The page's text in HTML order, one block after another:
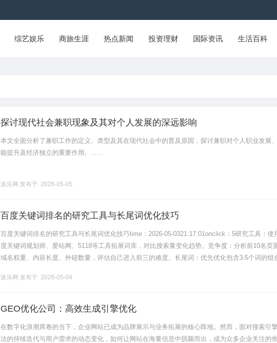
综艺娱乐 商旅生涯 热点新闻 投资理财 国际资讯 生活百科
探讨现代社会兼职现象及其对个人发展的深远影响
本文全面分析了兼职工作的定义、类型及其在现代社会中的普及原因，探讨兼职对个人职业发展
能提升及经济独立的重要作用。......
派乐网 发布于 2026-05-05
百度关键词排名的研究工具与长尾词优化技巧
百度关键词排名的研究工具与长尾词优化技巧time：2026-05-0321:17:01onclick：5研究工具：使
度关键词规划师、爱站网、5118等工具拓展词库，对比搜索量变化趋势。竞争度：分析前10名页
域名权重、内容长度、外链数量，评估自己进入前三的难度。长尾词：优先优化包含3-5个词的组
派乐网 发布于 2026-05-04
GEO优化公司：高效生成引擎优化
在数字化浪潮席卷的当下，企业网站已成为品牌展示与业务拓展的核心阵地。然而，面对搜索引
法的持续迭代与用户需求的动态变化，如何让网站在海量信息中脱颖而出，成为众多企业关注的焦